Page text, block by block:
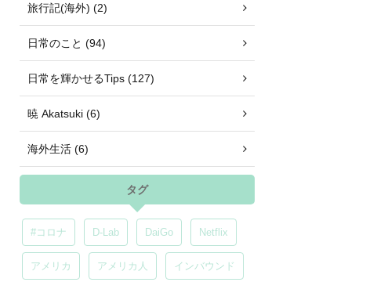
旅行記(海外) (2)
日常のこと (94)
日常を輝かせるTips (127)
暁 Akatsuki (6)
海外生活 (6)
タグ
#コロナ D-Lab DaiGo Netflix
アメリカ アメリカ人 インバウンド